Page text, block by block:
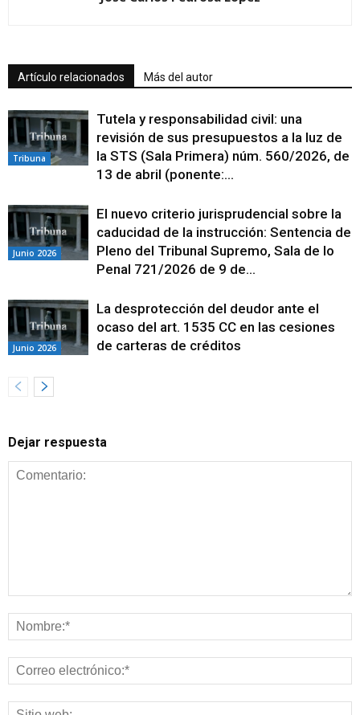
Artículo relacionados Más del autor
Tribuna
Tutela y responsabilidad civil: una
revisión de sus presupuestos a la luz de
la STS (Sala Primera) núm. 560/2026, de
13 de abril (ponente:...
Junio 2026
El nuevo criterio jurisprudencial sobre la
caducidad de la instrucción: Sentencia de
Pleno del Tribunal Supremo, Sala de lo
Penal 721/2026 de 9 de...
Junio 2026
La desprotección del deudor ante el
ocaso del art. 1535 CC en las cesiones
de carteras de créditos
Dejar respuesta